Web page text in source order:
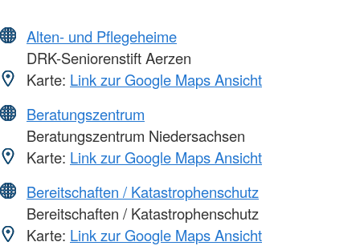
Alten- und Pflegeheime
DRK-Seniorenstift Aerzen
Karte: Link zur Google Maps Ansicht
Beratungszentrum
Beratungszentrum Niedersachsen
Karte: Link zur Google Maps Ansicht
Bereitschaften / Katastrophenschutz
Bereitschaften / Katastrophenschutz
Karte: Link zur Google Maps Ansicht